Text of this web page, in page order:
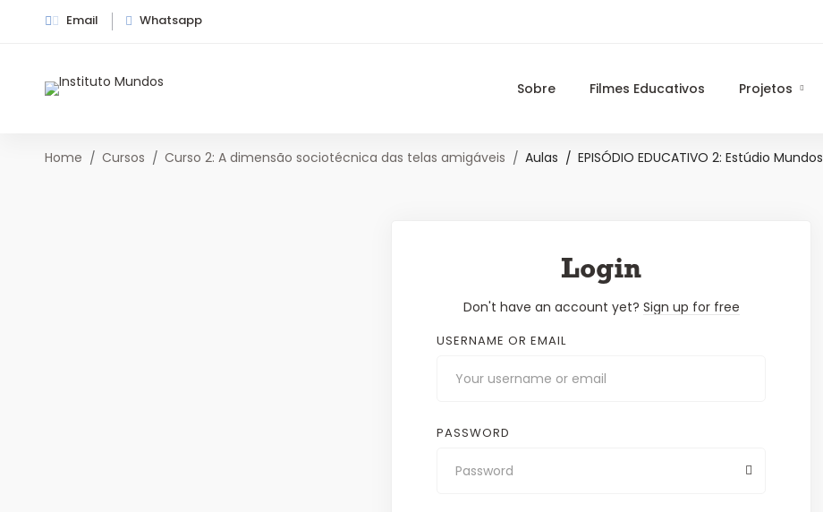
Email Whatsapp
Sobre Filmes Educativos Projetos
Home Cursos Curso 2: A dimensão sociotécnica das telas amigáveis Aulas EPISÓDIO EDUCATIVO 2: Estúdio Mundos
Login
Don't have an account yet? Sign up for free
USERNAME OR EMAIL
PASSWORD